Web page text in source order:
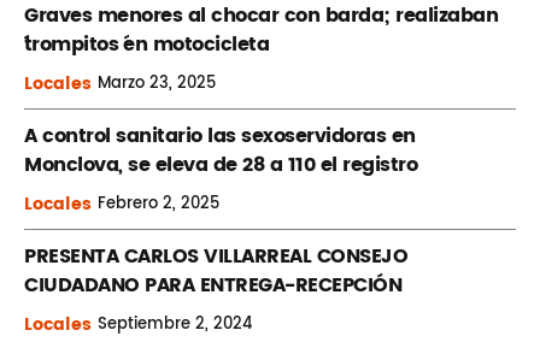
Graves menores al chocar con barda; realizaban
´trompitos ´en motocicleta
Locales Marzo23, 2025
A control sanitario las sexoservidoras en
Monclova, se eleva de 28 a 110 el registro
Locales Febrero2, 2025
PRESENTA CARLOS VILLARREAL CONSEJO
CIUDADANO PARA ENTREGA-RECEPCIÓN
Locales Septiembre2, 2024